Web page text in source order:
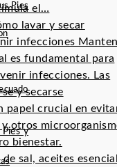
el…
lavar y secar
infecciones
es fundamental para
infecciones. Las
y secarse
papel crucial en
otros
bienestar.
de sal, aceites
Pies
y